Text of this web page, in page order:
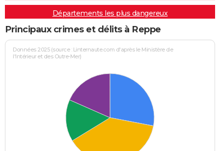
Départements les plus dangereux
Principaux crimes et délits à Reppe
Données 2025 (source : Linternaute.com d'après le Ministère de
l'Intérieur et des Outre-Mer)